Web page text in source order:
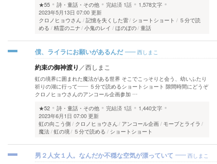
★55
詩・童話・その他 完結済 1話
1,578文字
2023年5月13日 07:00 更新
クロノヒョウさん
記憶を失くした雷 ショートショート
５分で読
める
精霊のニナ 小鬼のレイ ほのぼの 童話
僕、ライラにお願いがあるんだ 西しまこ
約束の御神渡り ／西しまこ
虹の境界に囲まれた魔法がある世界 そこでこっそりと会う、幼いふたり
祈りの湖に行って―― ５分で読めるショートショート 隙間時間にどうぞ
クロノヒョウさんのアンコール企画参加 …
★52
詩・童話・その他 完結済 1話
1,440文字
2023年6月1日 07:00 更新
虹の向こう側
クロノヒョウさん アンコール企画
モーブとライラ
魔法 虹の境 ５分で読める ショートショート
男２人女１人。なんだか不穏な空気が漂っていて 西しまこ